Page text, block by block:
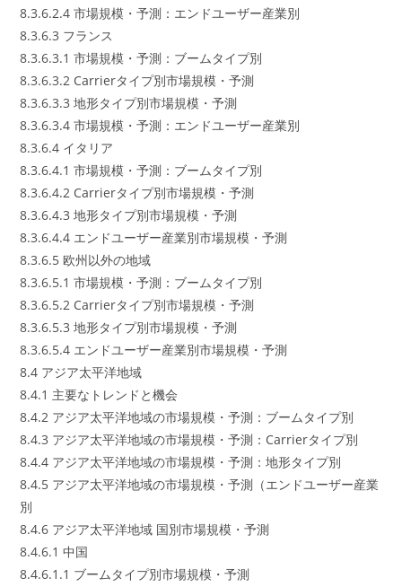
8.3.6.2.4 市場規模・予測：エンドユーザー産業別
8.3.6.3 フランス
8.3.6.3.1 市場規模・予測：ブームタイプ別
8.3.6.3.2 Carrierタイプ別市場規模・予測
8.3.6.3.3 地形タイプ別市場規模・予測
8.3.6.3.4 市場規模・予測：エンドユーザー産業別
8.3.6.4 イタリア
8.3.6.4.1 市場規模・予測：ブームタイプ別
8.3.6.4.2 Carrierタイプ別市場規模・予測
8.3.6.4.3 地形タイプ別市場規模・予測
8.3.6.4.4 エンドユーザー産業別市場規模・予測
8.3.6.5 欧州以外の地域
8.3.6.5.1 市場規模・予測：ブームタイプ別
8.3.6.5.2 Carrierタイプ別市場規模・予測
8.3.6.5.3 地形タイプ別市場規模・予測
8.3.6.5.4 エンドユーザー産業別市場規模・予測
8.4 アジア太平洋地域
8.4.1 主要なトレンドと機会
8.4.2 アジア太平洋地域の市場規模・予測：ブームタイプ別
8.4.3 アジア太平洋地域の市場規模・予測：Carrierタイプ別
8.4.4 アジア太平洋地域の市場規模・予測：地形タイプ別
8.4.5 アジア太平洋地域の市場規模・予測（エンドユーザー産業
別
8.4.6 アジア太平洋地域 国別市場規模・予測
8.4.6.1 中国
8.4.6.1.1 ブームタイプ別市場規模・予測